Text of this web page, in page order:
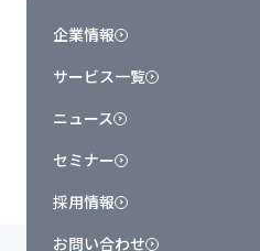
企業情報
サービス一覧
ニュース
セミナー
採用情報
お問い合わせ